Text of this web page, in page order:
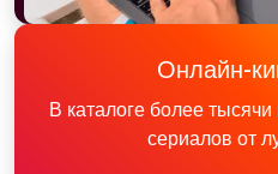
Онлайн-
В каталоге более
сериалов от